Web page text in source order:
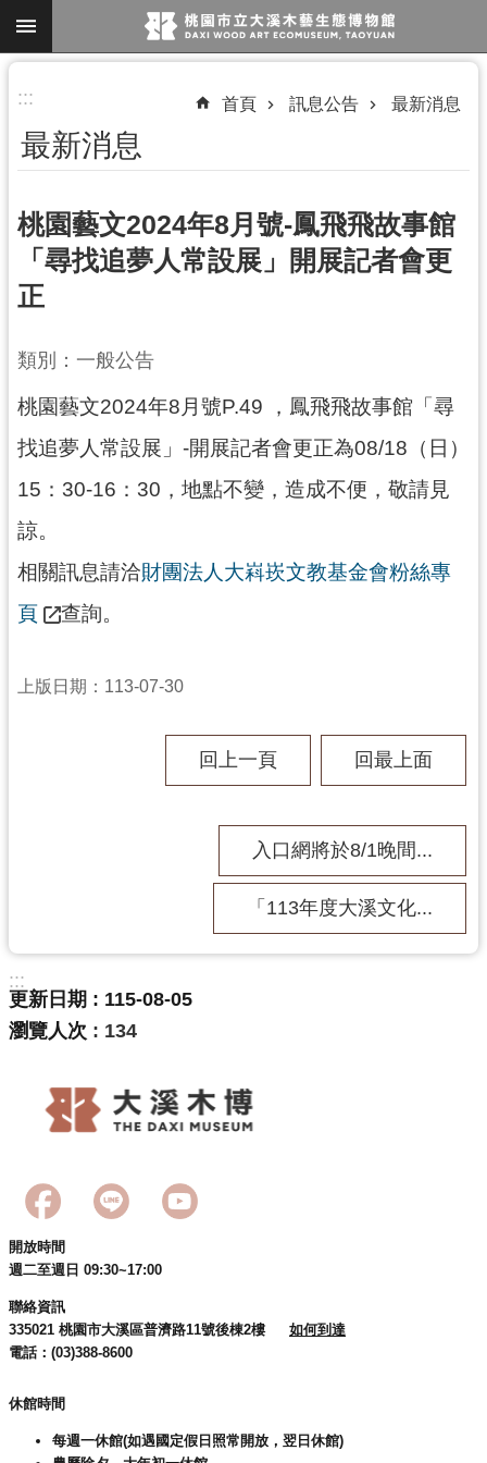
跳到主要內容區塊
搜
尋
參
觀
訊
展
民
服
活
動
究
訊
息
公
地
版
與
文
創
品
::: 首頁 訊息公告 最新消息
最新消息
桃園藝文2024年8月號-鳳飛飛故事館
「尋找追夢人常設展」開展記者會更
正
類別：一般公告
桃園藝文2024年8月號P.49 ，鳳飛飛故事館「尋
找追夢人常設展」-開展記者會更正為08/18（日）
15：30-16：30，地點不變，造成不便，敬請見
諒。
相關訊息請洽財團法人大嵙崁文教基金會粉絲專
頁
查詢。
上版日期：113-07-30
回上一頁 回最上面
入口網將於8/1晚間...
「113年度大溪文化...
:::
更新日期
115-08-05
瀏覽人次
134
開放時間
週二至週日 09:30~17:00
聯絡資訊
335021 桃園市大溪區普濟路11號後棟2樓
如何到達
電話：(03)388-8600
休館時間
每週一休館(如遇國定假日照常開放，翌日休館)